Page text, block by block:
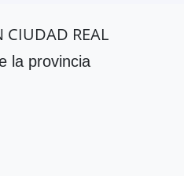
CIUDAD REAL
la provincia